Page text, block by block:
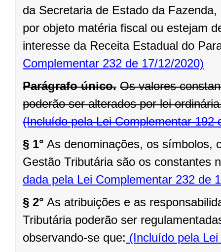
da Secretaria de Estado da
por objeto matéria fiscal ou estejam
interesse da Receita Estadual do
Complementar 232 de 17/12/2020)
Parágrafo único. Os valores
poderão ser alterados por lei
(Incluído pela Lei Complementar 192
§ 1° As denominações, os símbolos,
Gestão Tributária são os constantes
dada pela Lei Complementar 232 de
§ 2° As atribuições e as
Tributária poderão ser
observando-se que: (Incluído pela